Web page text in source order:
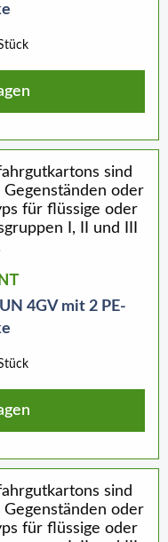
4GV mit 2 PE-